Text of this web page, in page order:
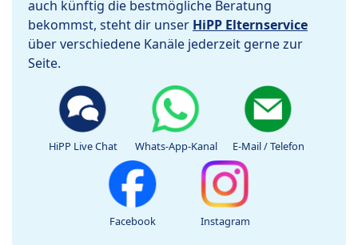
auch künftig die bestmögliche Beratung
bekommst, steht dir unser HiPP Elternservice
über verschiedene Kanäle jederzeit gerne zur
Seite.
HiPP Live Chat Whats-App-Kanal E-Mail / Telefon
Facebook Instagram